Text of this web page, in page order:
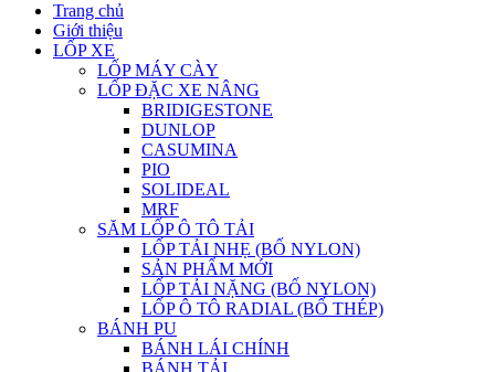
Trang chủ
Giới thiệu
LỐP XE
LỐP MÁY CÀY
LỐP ĐẶC XE NÂNG
BRIDIGESTONE
DUNLOP
CASUMINA
PIO
SOLIDEAL
MRF
SĂM LỐP Ô TÔ TẢI
LỐP TẢI NHẸ (BỐ NYLON)
SẢN PHẨM MỚI
LỐP TẢI NẶNG (BỐ NYLON)
LỐP Ô TÔ RADIAL (BỐ THÉP)
BÁNH PU
BÁNH LÁI CHÍNH
BÁNH TẢI